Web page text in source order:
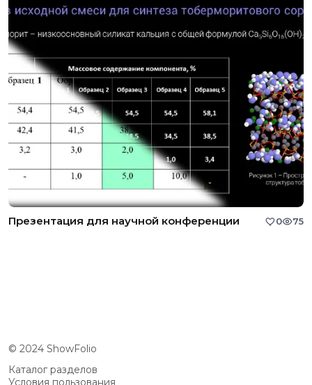
Презентация для научной конференции 0 75
© 2024 ShowFolio
Каталог разделов
Условия пользования